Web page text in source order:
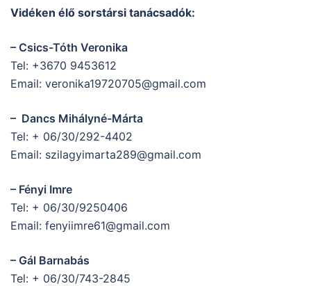
Vidéken élő sorstársi tanácsadók:
– Csics-Tóth Veronika
Tel: +3670 9453612
Email: veronika19720705@gmail.com
– Dancs Mihályné-Márta
Tel: + 06/30/292-4402
Email: szilagyimarta289@gmail.com
– Fényi Imre
Tel: + 06/30/9250406
Email: fenyiimre61@gmail.com
– Gál Barnabás
Tel: + 06/30/743-2845